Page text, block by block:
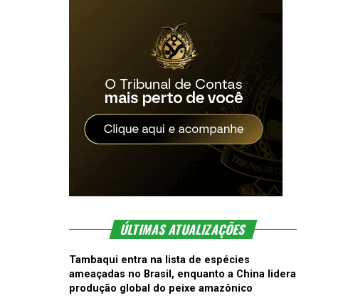
ÚLTIMAS ATUALIZAÇÕES
Tambaqui entra na lista de espécies
ameaçadas no Brasil, enquanto a China lidera
produção global do peixe amazônico